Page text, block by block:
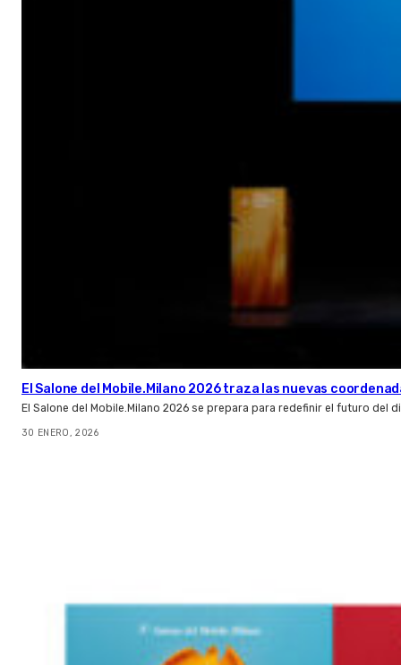
El Salone del Mobile.Milano 2026 traza las nuevas
El Salone del Mobile.Milano 2026 se prepara para redefinir el futuro del
30 ENERO, 2026